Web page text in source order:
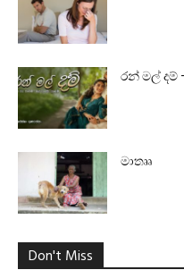
රන් මල් දම්
මාතෲ
Don't Miss